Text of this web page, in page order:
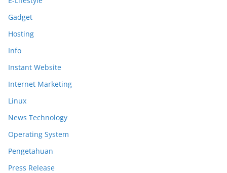
Gadget
Hosting
Info
Instant Website
Internet Marketing
Linux
News Technology
Operating System
Pengetahuan
Press Release